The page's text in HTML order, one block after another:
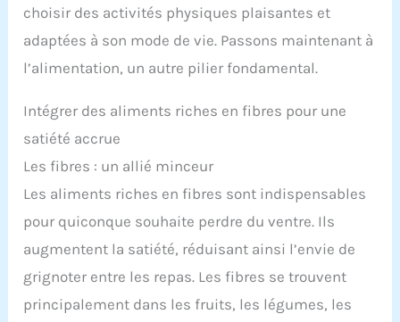
choisir des activités physiques plaisantes et
adaptées à son mode de vie. Passons maintenant à
l’alimentation, un autre pilier fondamental.
Intégrer des aliments riches en fibres pour une
satiété accrue
Les fibres : un allié minceur
Les aliments riches en fibres sont indispensables
pour quiconque souhaite perdre du ventre. Ils
augmentent la satiété, réduisant ainsi l’envie de
grignoter entre les repas. Les fibres se trouvent
principalement dans les fruits, les légumes, les